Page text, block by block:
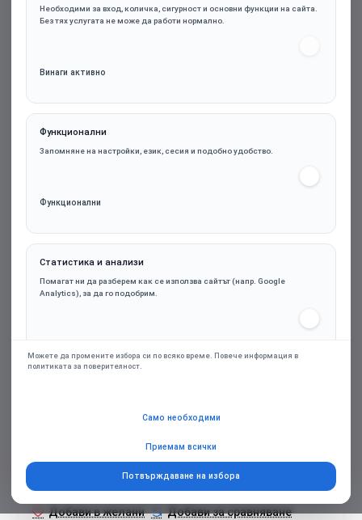
Необходими за вход, количка, сигурност и основни функции на сайта.
Без тях услугата не може да работи нормално.
Винаги активно
Функционални
Запомняне на настройки, език, сесия и подобно удобство.
Функционални
Статистика и анализи
Помагат ни да разберем как се използва сайтът (напр. Google
Analytics), за да го подобрим.
Персонализирани оферти и ремаркетинг чрез партньорски платформи
Можете да промените избора си по всяко време. Повече информация в
политиката за поверителност.
Само необходими
Приемам всички
Потвърждаване на избора
Купи
Добави в желани Добави за сравняване